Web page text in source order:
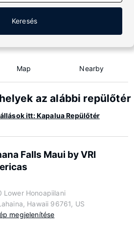
Keresés
Map Nearby
az alábbi repülőtér
itt: Kapalua Repülőtér
Falls Maui by VRI
Lower Honoapiilani
Hawaii 96761, US
megjelenítése